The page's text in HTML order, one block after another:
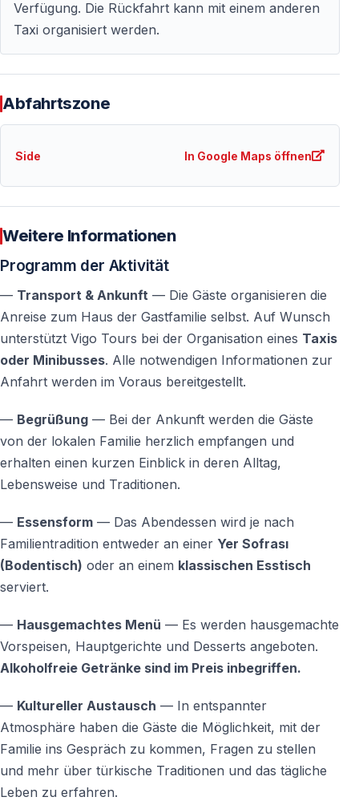
— Eine schöne Erinnerung an einen besonderen
Abend
—
— Der Kern des Erlebnisses bleibtunverändert
— Echter türkischer Familienalltag
— Hausgemachte Küche statt Restaurantbesuch
— Persönlicher kultureller Austausch
— Ein einzigartiger Abend in der Nähe von Side
Häufig gestellte Fragen
Findet das Abendessen in einem Restaurant
statt?
Nein — das Abendessen findet im privaten Haus einer
türkischen Familie statt.
Sind alkoholische Getränke enthalten?
Nein — Alkohol wird bei diesem Erlebnis nicht serviert.
Ja — Familien mit Kindern sind herzlich willkommen.
Ist der Transport im Preis inbegriffen?
Nein — die An- und Abreise erfolgt per Taxi auf eigene
Kosten. Vigo Tours stellt alle notwendigen
Informationen bereit.
Sind Geschenke Pflicht?
Verfügung. Die Rückfahrt kann mit einem anderen
Taxi organisiert werden.
Abfahrtszone
Side In Google Maps öffnen
Weitere Informationen
Programm der Aktivität
— Transport & Ankunft — Die Gäste organisieren die
Anreise zum Haus der Gastfamilie selbst. Auf Wunsch
unterstützt Vigo Tours bei der Organisation eines Taxis
oder Minibusses. Alle notwendigen Informationen zur
Anfahrt werden im Voraus bereitgestellt.
— Begrüßung — Bei der Ankunft werden die Gäste
von der lokalen Familie herzlich empfangen und
erhalten einen kurzen Einblick in deren Alltag,
Lebensweise und Traditionen.
— Essensform — Das Abendessen wird je nach
Familientradition entweder an einer Yer Sofrası
(Bodentisch) oder an einem klassischen Esstisch
serviert.
— Hausgemachtes Menü — Es werden hausgemachte
Vorspeisen, Hauptgerichte und Desserts angeboten.
Alkoholfreie Getränke sind im Preis inbegriffen.
— Kultureller Austausch — In entspannter
Atmosphäre haben die Gäste die Möglichkeit, mit der
Familie ins Gespräch zu kommen, Fragen zu stellen
und mehr über türkische Traditionen und das tägliche
Leben zu erfahren.